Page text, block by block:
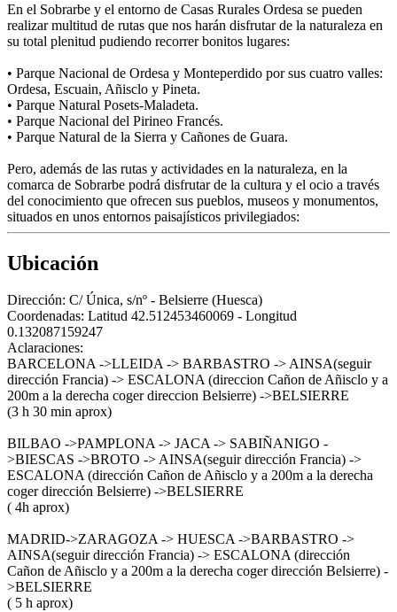
En el Sobrarbe y el entorno de Casas Rurales Ordesa se pueden
realizar multitud de rutas que nos harán disfrutar de la naturaleza en
su total plenitud pudiendo recorrer bonitos lugares:
• Parque Nacional de Ordesa y Monteperdido por sus cuatro valles:
Ordesa, Escuain, Añisclo y Pineta.
• Parque Natural Posets-Maladeta.
• Parque Nacional del Pirineo Francés.
• Parque Natural de la Sierra y Cañones de Guara.
Pero, además de las rutas y actividades en la naturaleza, en la
comarca de Sobrarbe podrá disfrutar de la cultura y el ocio a través
del conocimiento que ofrecen sus pueblos, museos y monumentos,
situados en unos entornos paisajísticos privilegiados:
Ubicación
Dirección: C/ Única, s/nº - Belsierre (Huesca)
Coordenadas: Latitud 42.512453460069 - Longitud
0.132087159247
Aclaraciones:
BARCELONA ->LLEIDA -> BARBASTRO -> AINSA(seguir
dirección Francia) -> ESCALONA (direccion Cañon de Añisclo y a
200m a la derecha coger direccion Belsierre) ->BELSIERRE
(3 h 30 min aprox)
BILBAO ->PAMPLONA -> JACA -> SABIÑANIGO -
>BIESCAS ->BROTO -> AINSA(seguir dirección Francia) ->
ESCALONA (dirección Cañon de Añisclo y a 200m a la derecha
coger dirección Belsierre) ->BELSIERRE
( 4h aprox)
MADRID->ZARAGOZA -> HUESCA ->BARBASTRO ->
AINSA(seguir dirección Francia) -> ESCALONA (dirección
Cañon de Añisclo y a 200m a la derecha coger dirección Belsierre) -
>BELSIERRE
( 5 h aprox)